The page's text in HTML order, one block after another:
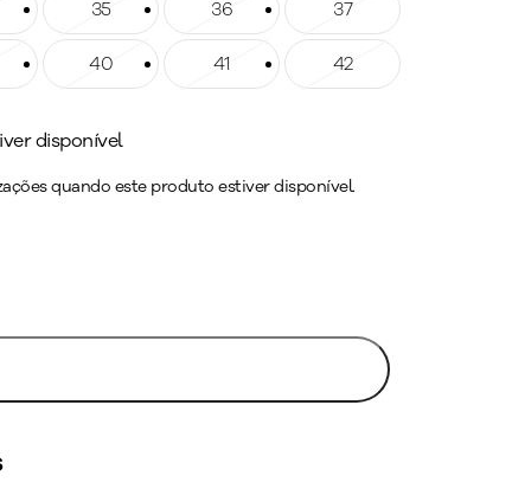
34 Tamanho: 35
35 Tamanho: 36
36 Tamanho: 37
37
39 Tamanho: 40
40 Tamanho: 41
41 Tamanho: 42
42
disponível
quando este produto estiver disponível.